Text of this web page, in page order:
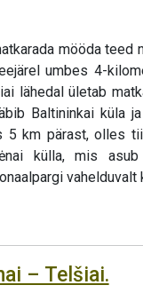
mööda teed
umbes 4-
lähedal ületab
Baltininkai küla
5 km pärast, olles
külla, mis
vahelduvalt
– Telšiai.